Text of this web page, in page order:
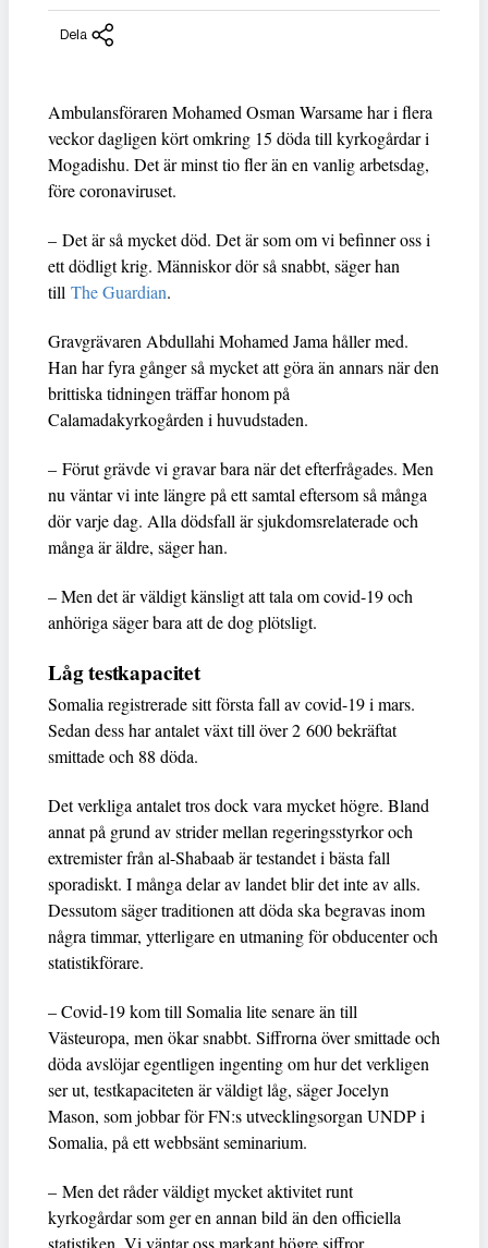
Dela
Ambulansföraren Mohamed Osman Warsame har i flera
veckor dagligen kört omkring 15 döda till kyrkogårdar i
Mogadishu. Det är minst tio fler än en vanlig arbetsdag,
före coronaviruset.
– Det är så mycket död. Det är som om vi befinner oss i
ett dödligt krig. Människor dör så snabbt, säger han
till The Guardian.
Gravgrävaren Abdullahi Mohamed Jama håller med.
Han har fyra gånger så mycket att göra än annars när den
brittiska tidningen träffar honom på
Calamadakyrkogården i huvudstaden.
– Förut grävde vi gravar bara när det efterfrågades. Men
nu väntar vi inte längre på ett samtal eftersom så många
dör varje dag. Alla dödsfall är sjukdomsrelaterade och
många är äldre, säger han.
– Men det är väldigt känsligt att tala om covid-19 och
anhöriga säger bara att de dog plötsligt.
Låg testkapacitet
Somalia registrerade sitt första fall av covid-19 i mars.
Sedan dess har antalet växt till över 2 600 bekräftat
smittade och 88 döda.
Det verkliga antalet tros dock vara mycket högre. Bland
annat på grund av strider mellan regeringsstyrkor och
extremister från al-Shabaab är testandet i bästa fall
sporadiskt. I många delar av landet blir det inte av alls.
Dessutom säger traditionen att döda ska begravas inom
några timmar, ytterligare en utmaning för obducenter och
statistikförare.
– Covid-19 kom till Somalia lite senare än till
Västeuropa, men ökar snabbt. Siffrorna över smittade och
döda avslöjar egentligen ingenting om hur det verkligen
ser ut, testkapaciteten är väldigt låg, säger Jocelyn
Mason, som jobbar för FN:s utvecklingsorgan UNDP i
Somalia, på ett webbsänt seminarium.
– Men det råder väldigt mycket aktivitet runt
kyrkogårdar som ger en annan bild än den officiella